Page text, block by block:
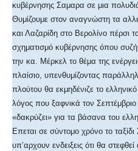
κυβέρνησης Σαμαρα σε μια
Θυμίζουμε στον αναγνώστη τα
και Λαζαρίδη στο Βερολίνο πέρσι
σχηματισμό κυβέρνησης όπου
την κα. Μέρκελ το θέμα της
πλαίσιο, υπενθυμίζοντας
πλούτου θα εκμηδένιζε το
λόγος που ξαφνικά τον
«δακρύζει» για τα βάσανα του
Επεται σε σύντομο χρόνο το
υπ’αρχουν ενδειξεις ότι θα